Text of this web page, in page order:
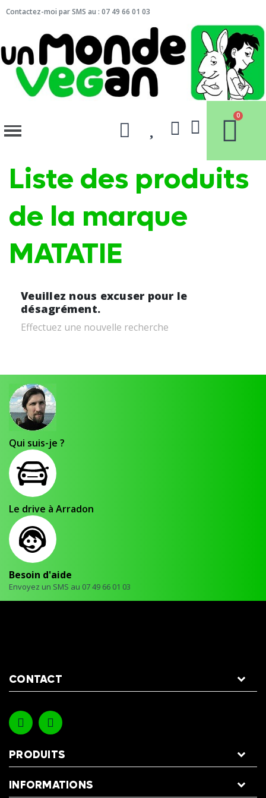
Contactez-moi par SMS au : 07 49 66 01 03
Liste des produits
de la marque
MATATIE
Veuillez nous excuser pour le
désagrément.
Effectuez une nouvelle recherche
Qui suis-je ?
Le drive à Arradon
Besoin d'aide
Envoyez un SMS au 07 49 66 01 03
CONTACT
PRODUITS
INFORMATIONS